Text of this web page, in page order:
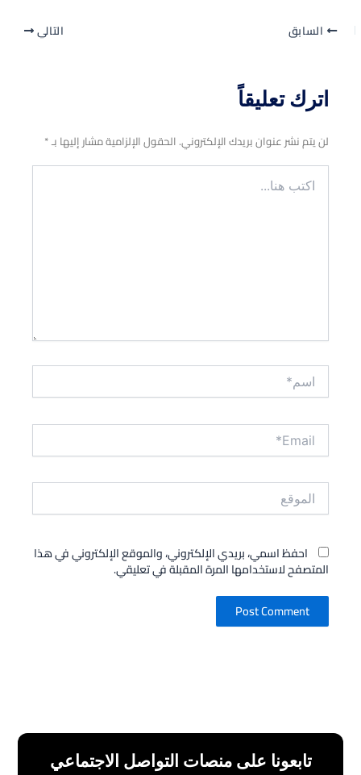
السابق التالي
اترك تعليقاً
لن يتم نشر عنوان بريدك الإلكتروني. الحقول الإلزامية مشار إليها بـ*
اكتب
هنا...
اسم*
Email*
الموقع
احفظ اسمي، بريدي الإلكتروني، والموقع الإلكتروني في هذا
المتصفح لاستخدامها المرة المقبلة في تعليقي.
تابعونا على منصات التواصل الاجتماعي